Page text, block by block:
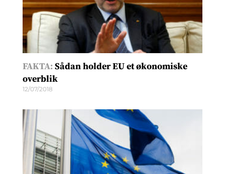
FAKTA:Sådan holder EU et økonomiske
overblik
12/07/2018